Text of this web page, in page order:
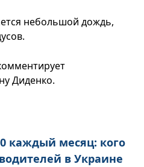
небольшой дождь,
Диденко.
каждый месяц: кого
в Украине